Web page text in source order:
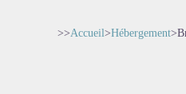
>>Accueil>Hébergement>